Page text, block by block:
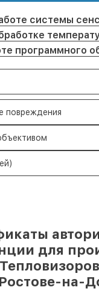
системы
программного
повреждения
для
на-